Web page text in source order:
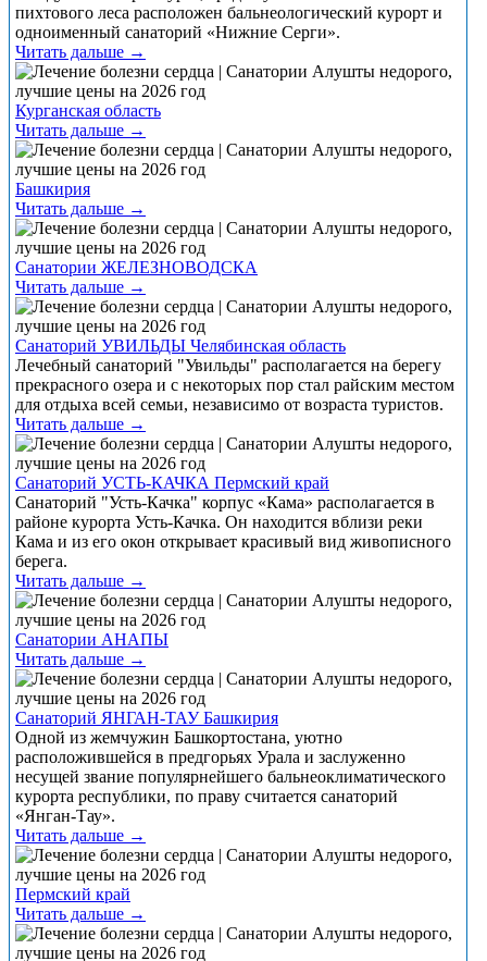
пихтового леса расположен бальнеологический курорт и
одноименный санаторий «Нижние Серги».
Читать дальше →
Курганская область
Читать дальше →
Башкирия
Читать дальше →
Санатории ЖЕЛЕЗНОВОДСКА
Читать дальше →
Санаторий УВИЛЬДЫ Челябинская область
Лечебный санаторий "Увильды" располагается на берегу
прекрасного озера и с некоторых пор стал райским местом
для отдыха всей семьи, независимо от возраста туристов.
Читать дальше →
Санаторий УСТЬ-КАЧКА Пермский край
Санаторий "Усть-Качка" корпус «Кама» располагается в
районе курорта Усть-Качка. Он находится вблизи реки
Кама и из его окон открывает красивый вид живописного
берега.
Читать дальше →
Санатории АНАПЫ
Читать дальше →
Санаторий ЯНГАН-ТАУ Башкирия
Одной из жемчужин Башкортостана, уютно
расположившейся в предгорьях Урала и заслуженно
несущей звание популярнейшего бальнеоклиматического
курорта республики, по праву считается санаторий
«Янган-Тау».
Читать дальше →
Пермский край
Читать дальше →